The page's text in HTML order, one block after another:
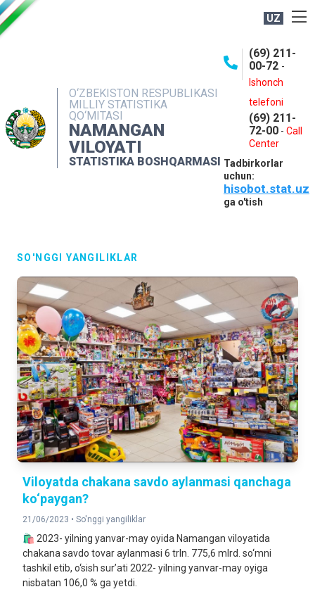
UZ
O‘ZBEKISTON RESPUBLIKASI
MILLIY STATISTIKA
QO‘MITASI
NAMANGAN
VILOYATI
STATISTIKA BOSHQARMASI
(69) 211-
00-72 -
Ishonch
telefoni
(69) 211-
72-00 - Call
Center
Tadbirkorlar
uchun:
hisobot.stat.uz
ga o'tish
NASHRLAR
INTERAKTIV XIZMATLAR
MATBUOT XIZMATI
MUROJAATLAR
SO'NGGI YANGILIKLAR
Viloyatda chakana savdo aylanmasi qanchaga
ko‘paygan?
21/06/2023 • So'nggi yangiliklar
🛍 2023- yilning yanvar-may oyida Namangan viloyatida
chakana savdo tovar aylanmasi 6 trln. 775,6 mlrd. so‘mni
tashkil etib, o‘sish sur’ati 2022- yilning yanvar-may oyiga
nisbatan 106,0 % ga yetdi.